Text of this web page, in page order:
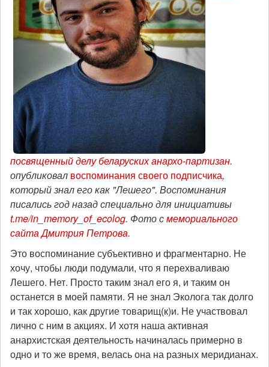
посвященный делу беларуских анархо-партизан.
опубликовал воспоминания своего подписчика,
который знал его как "Лешего". Воспоминания
писались год назад специально для инициативы
t.me/in_memory_of_ecolog. Фото смемориального
сайта Дмитрия Петрова.
Это воспоминание субъективно и фрагментарно. Не
хочу, чтобы люди подумали, что я перехваливаю
Лешего. Нет. Просто таким знал его я, и таким он
останется в моей памяти. Я не знал Эколога так долго
и так хорошо, как другие товарищ(к)и. Не участвовал
лично с ним в акциях. И хотя наша активная
анархистская деятельность начиналась примерно в
одно и то же время, велась она на разных меридианах.